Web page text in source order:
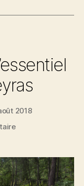
2018
sur
hauteur
de
l’essentiel